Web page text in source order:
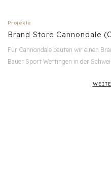
Projekte
Brand Store Cannondale
Für Cannondale bauten wir einen
Bauer Sport Wettingen in der